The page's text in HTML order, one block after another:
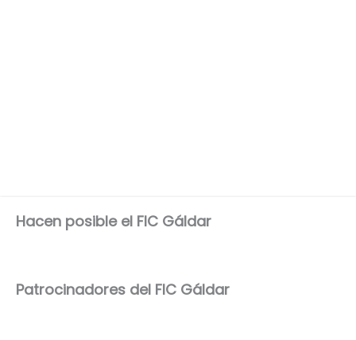
Hacen posible el FIC Gáldar
Patrocinadores del FIC Gáldar